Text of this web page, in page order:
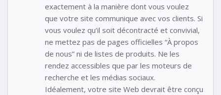
exactement à la manière dont vous voulez
que votre site communique avec vos clients. Si
vous voulez qu’il soit décontracté et convivial,
ne mettez pas de pages officielles “À propos
de nous” ni de listes de produits. Ne les
rendez accessibles que par les moteurs de
recherche et les médias sociaux.
Idéalement, votre site Web devrait être conçu